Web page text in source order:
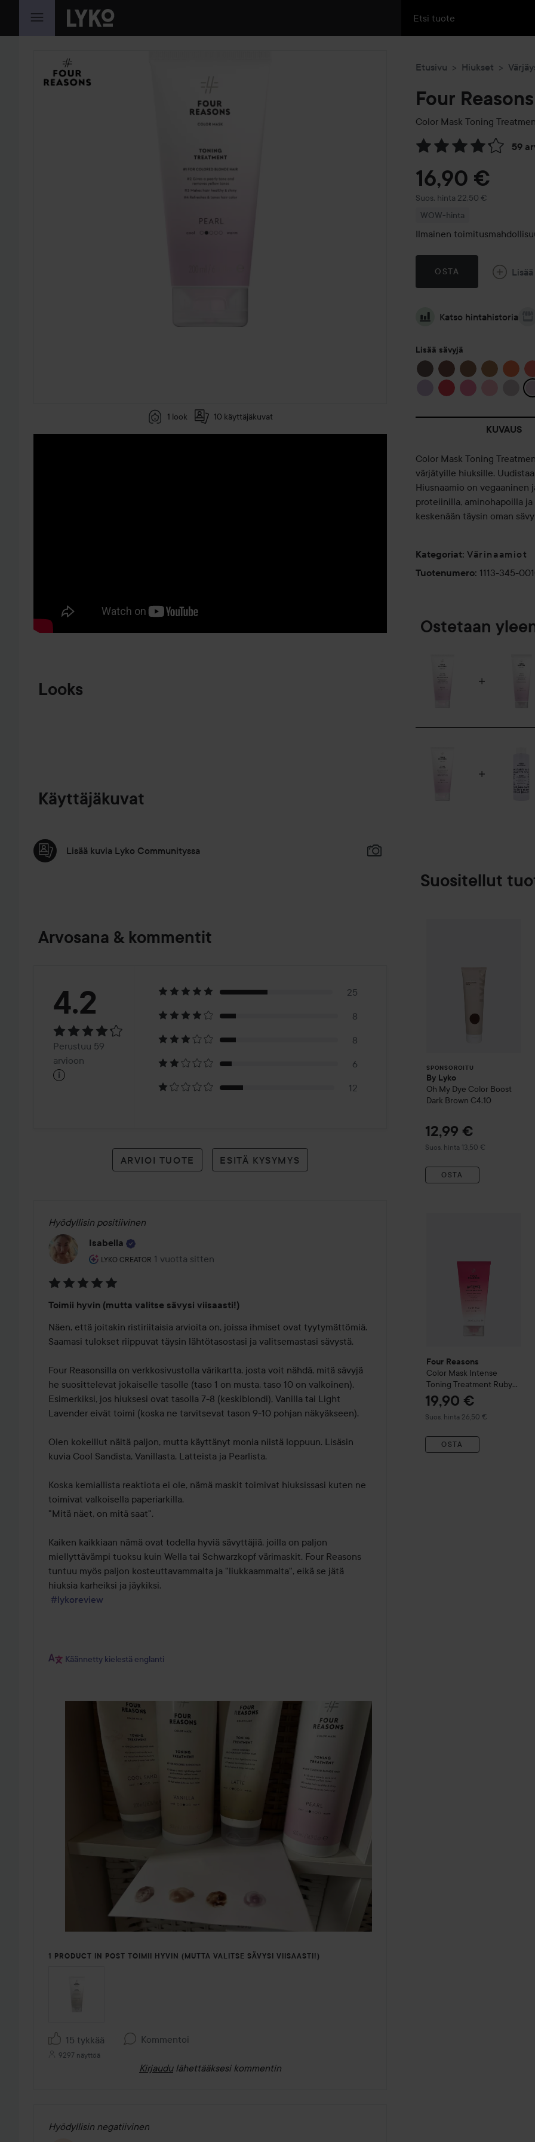
SIIRTYÄ JHK SISÄLTÖÖN
1 look 10 käyttäjäkuvat
Looks
Käyttäjäkuvat
Lisää kuvia Lyko Communityssa
Arvosana & kommentit
Arvosana:
4.2Perustuu
59
4.2
Perustuu 59
arvioon
i
25
8
8
6
12
ARVIOI TUOTE ESITÄ KYSYMYS
Hyödyllisin positiivinen
Isabella
LYKO CREATOR
Käyttäjän rooli: Lyko Creator.
1 vuotta sitten
Viesti luotiin 1 vuotta sitten
5
/
5
Toimii hyvin (mutta valitse sävysi viisaasti!)
Näen, että joitakin ristiriitaisia arvioita on, joissa ihmiset ovat tyytymättömiä.
Saamasi tulokset riippuvat täysin lähtötasostasi ja valitsemastasi sävystä.
Four Reasonsilla on verkkosivustolla värikartta, josta voit nähdä, mitä sävyjä
he suosittelevat jokaiselle tasolle (taso 1 on musta, taso 10 on valkoinen).
Esimerkiksi, jos hiuksesi ovat tasolla 7-8 (keskiblondi), Vanilla tai Light
Lavender eivät toimi (koska ne tarvitsevat tason 9-10 pohjan näkyäkseen).
Olen kokeillut näitä paljon, mutta käyttänyt monia niistä loppuun. Lisäsin
kuvia Cool Sandista, Vanillasta, Latteista ja Pearlista.
Koska kemiallista reaktiota ei ole, nämä maskit toimivat hiuksissasi kuten ne
toimivat valkoisella paperiarkilla.
"Mitä näet, on mitä saat".
Kaiken kaikkiaan nämä ovat todella hyviä sävyttäjiä, joilla on paljon
miellyttävämpi tuoksu kuin Wella tai Schwarzkopf värimaskit. Four Reasons
tuntuu myös paljon kosteuttavammalta ja "liukkaammalta", eikä se jätä
hiuksia karheiksi ja jäykiksi.
#lykoreview
Käännetty kielestä englanti
1 PRODUCT IN POST TOIMII HYVIN (MUTTA VALITSE SÄVYSI VIISAASTI!)
15 tykkää Kommentoi
9297 näyttöä
Kirjaudu lähettääksesi kommentin
Hyödyllisin negatiivinen
Etusivu Hiukset
Four Reasons
Color Mask Toning
59
Siirtyä jhk Arvosana &
16,90 €
Suos. hinta 22,50 €
Suositeltu hinta 22,50 €
WOW-hinta
Ilmainen
OSTA Lisää
Katso hintahistoria
Lisää sävyjä
KUVAUS
Color Mask Toning
värjätyille hiuksille.
Hiusnaamio on vegaaninen
proteiinilla, aminohapoilla
keskenään täysin oman
Kategoriat: Värinaamiot
Tuotenumero: 1113-345-
Ostetaan
Suositellut
SPONSOROITU
By Lyko
Oh My Dye Color Boost
Dark Brown C4.10
12,99 €
Suos. hinta 13,50 €
Suositeltu hinta 13,50 €
OSTA
Four Reasons
Color Mask Intense
Toning Treatment Ruby
Red
19,90 €
Suos. hinta 26,50 €
Suositeltu hinta 26,50 €
OSTA